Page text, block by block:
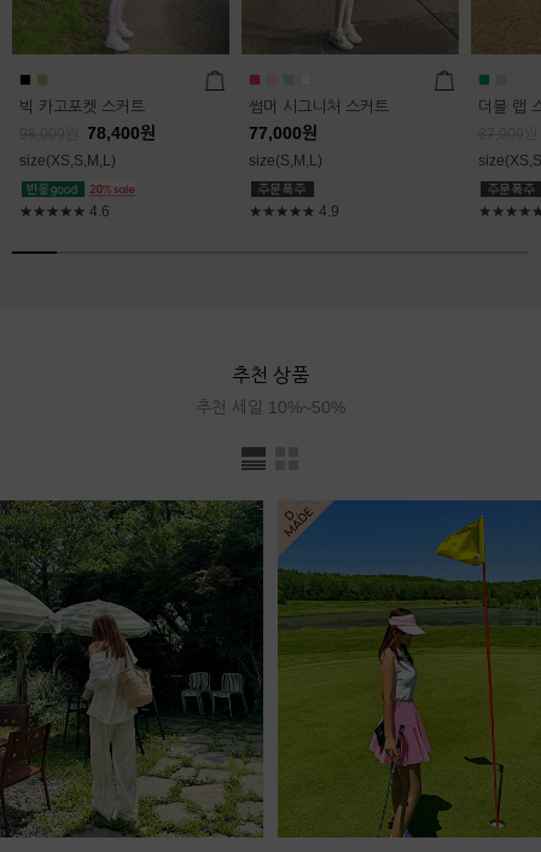
빅 카고포켓 스커트
78,400원
size(XS,S,M,L)
★★★★★ 4.6
썸머 시그니처 스커트
77,000원
size(S,M,L)
★★★★★ 4.9
더블 랩
추천 상품
추천 세일 10%~50%